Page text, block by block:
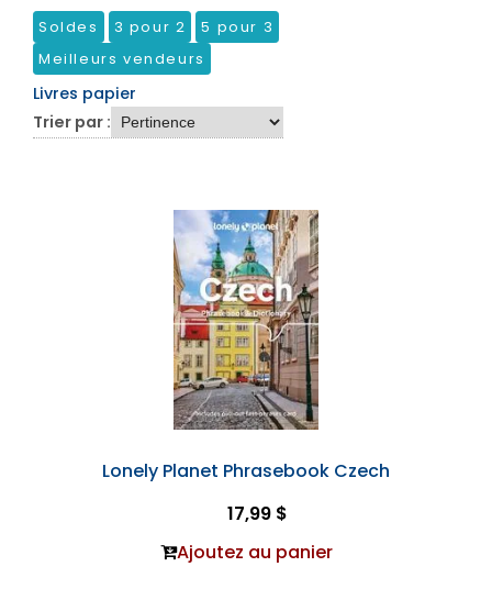
Soldes 3 pour 2
5 pour 3
Meilleurs vendeurs
Livres papier
Trier par :
Lonely Planet Phrasebook Czech
17,99 $
Ajoutez au panier